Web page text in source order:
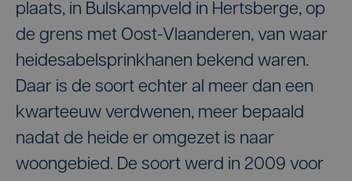
plaats, in Bulskampveld in Hertsberge, op
de grens met Oost-Vlaanderen, van waar
heidesabelsprinkhanen bekend waren.
Daar is de soort echter al meer dan een
kwarteeuw verdwenen, meer bepaald
nadat de heide er omgezet is naar
woongebied. De soort werd in 2009 voor